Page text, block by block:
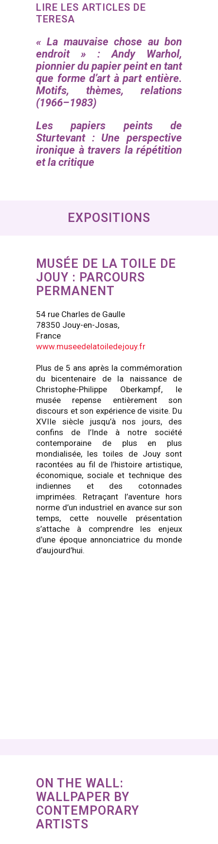
LIRE LES ARTICLES DE
TERESA
« La mauvaise chose au bon
endroit » : Andy Warhol,
pionnier du papier peint en tant
que forme d’art à part entière.
Motifs, thèmes, relations
(1966–1983)
Les papiers peints de
Sturtevant : Une perspective
ironique à travers la répétition
et la critique
EXPOSITIONS
MUSÉE DE LA TOILE DE
JOUY : PARCOURS
PERMANENT
54 rue Charles de Gaulle
78350 Jouy-en-Josas,
France
www.museedelatoiledejouy.fr
Plus de 5 ans après la commémoration
du bicentenaire de la naissance de
Christophe-Philippe Oberkampf, le
musée repense entièrement son
discours et son expérience de visite. Du
XVIIe siècle jusqu’à nos jours, des
confins de l’Inde à notre société
contemporaine de plus en plus
mondialisée, les toiles de Jouy sont
racontées au fil de l’histoire artistique,
économique, sociale et technique des
indiennes et des cotonnades
imprimées. Retraçant l’aventure hors
norme d’un industriel en avance sur son
temps, cette nouvelle présentation
s’attache à comprendre les enjeux
d’une époque annonciatrice du monde
d’aujourd’hui.
ON THE WALL:
WALLPAPER BY
CONTEMPORARY
ARTISTS